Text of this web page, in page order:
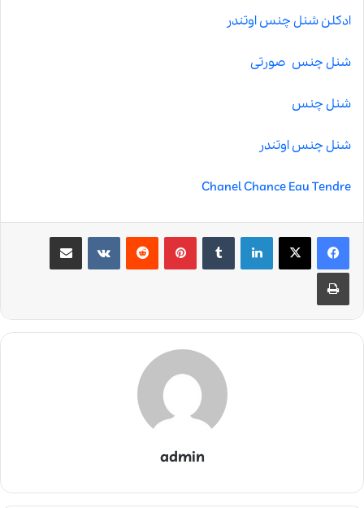
ادکلن شنل چنس اوتندر
شنل چنس صورتی
شنل چنس
شنل چنس اوتندر
Chanel Chance Eau Tendre
لینکدین ‫پین‌ترست ‫رددیت
چاپ
admin